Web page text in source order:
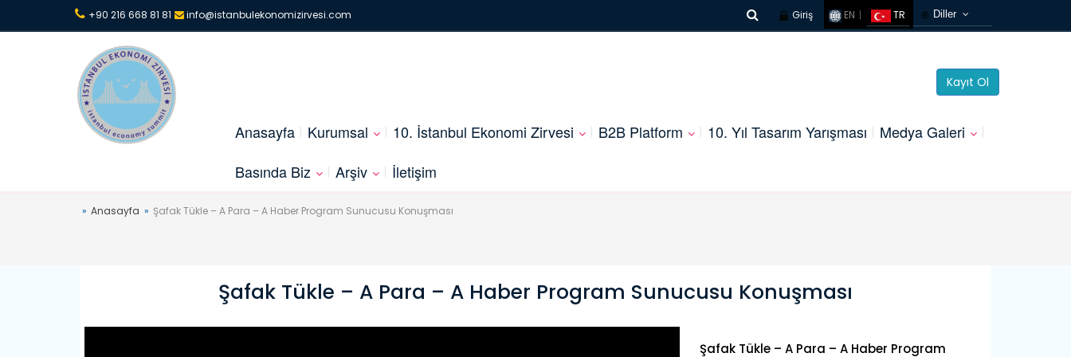
+90 216 668 81 81 info@istanbulekonomizirvesi.com
Diller
Türkçe
Russian
Germany
EN TR
Giriş
Kayıt Ol
Anasayfa Kurumsal 10. İstanbul Ekonomi Zirvesi B2B Platform 10. Yıl Tasarım Yarışması
Medya Galeri
Basında Biz
Arşiv İletişim
Anasayfa Şafak Tükle – A Para – A Haber Program Sunucusu Konuşması
Şafak Tükle – A Para – A Haber Program Sunucusu Konuşması
Şafak Tükle – A Para – A Haber Program